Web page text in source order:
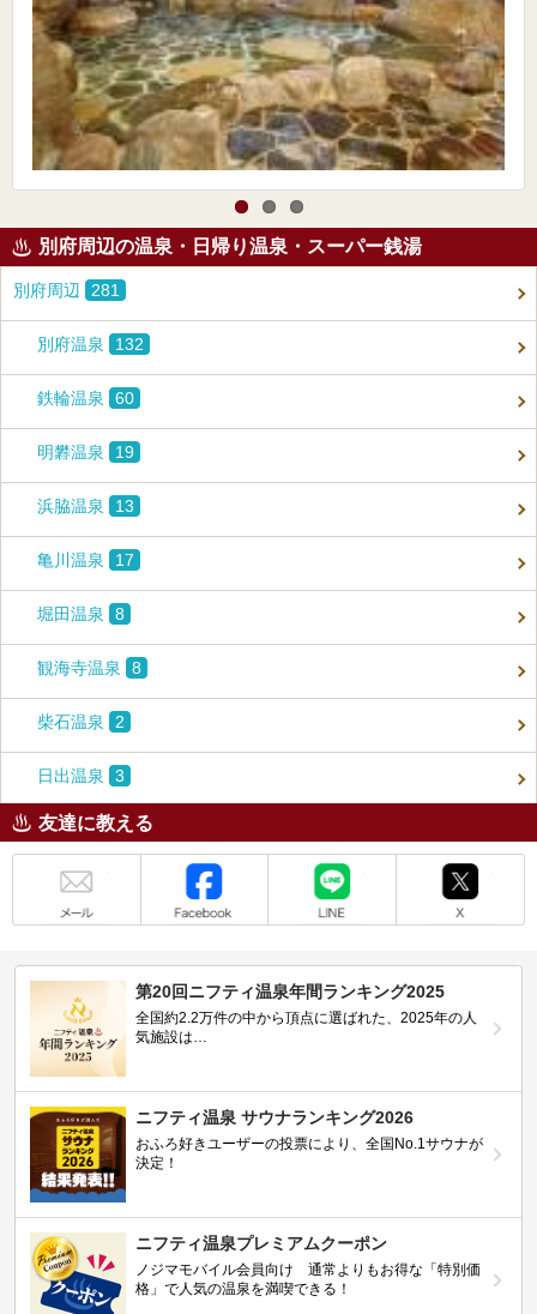
別府周辺の温泉・日帰り温泉・スーパー銭湯
別府周辺 281
別府温泉 132
鉄輪温泉 60
明礬温泉 19
浜脇温泉 13
亀川温泉 17
堀田温泉 8
観海寺温泉 8
柴石温泉 2
日出温泉 3
友達に教える
第20回ニフティ温泉年間ランキング2025
全国約2.2万件の中から頂点に選ばれた、2025年の人
気施設は…
ニフティ温泉 サウナランキング2026
おふろ好きユーザーの投票により、全国No.1サウナが
決定！
ニフティ温泉プレミアムクーポン
ノジマモバイル会員向け 通常よりもお得な「特別価
格」で人気の温泉を満喫できる！